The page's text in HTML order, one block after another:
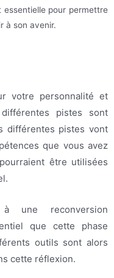
essentielle pour permettre
à son avenir.
votre personnalité et
différentes pistes sont
différentes pistes vont
que vous avez
être utilisées
une reconversion
que cette phase
outils sont alors
cette réflexion.